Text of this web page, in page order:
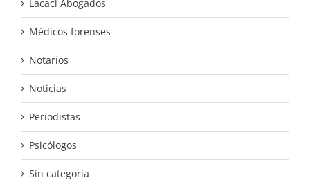
Lacaci Abogados
Médicos forenses
Notarios
Noticias
Periodistas
Psicólogos
Sin categoría